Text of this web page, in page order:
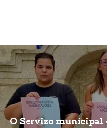
O Servizo municipal